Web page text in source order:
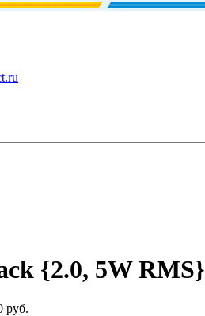
{2.0, 5W RMS}
руб.